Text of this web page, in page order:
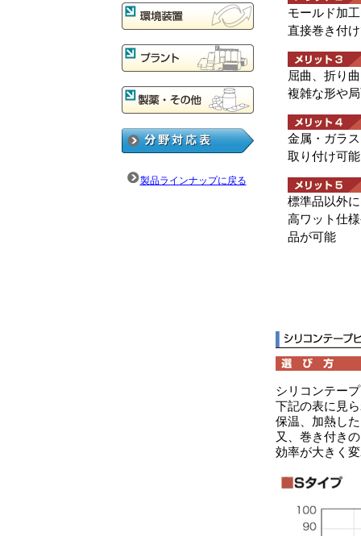
製品ラインナップに戻る
モールド加
直接巻き付
屈曲、折り
複雑な形や
金属・ガラ
取り付け可能
標準品以外
高ワット仕
品が可能
シリコンテー
下記の表に見
保温、加熱し
又、巻き付き
効率が大きく